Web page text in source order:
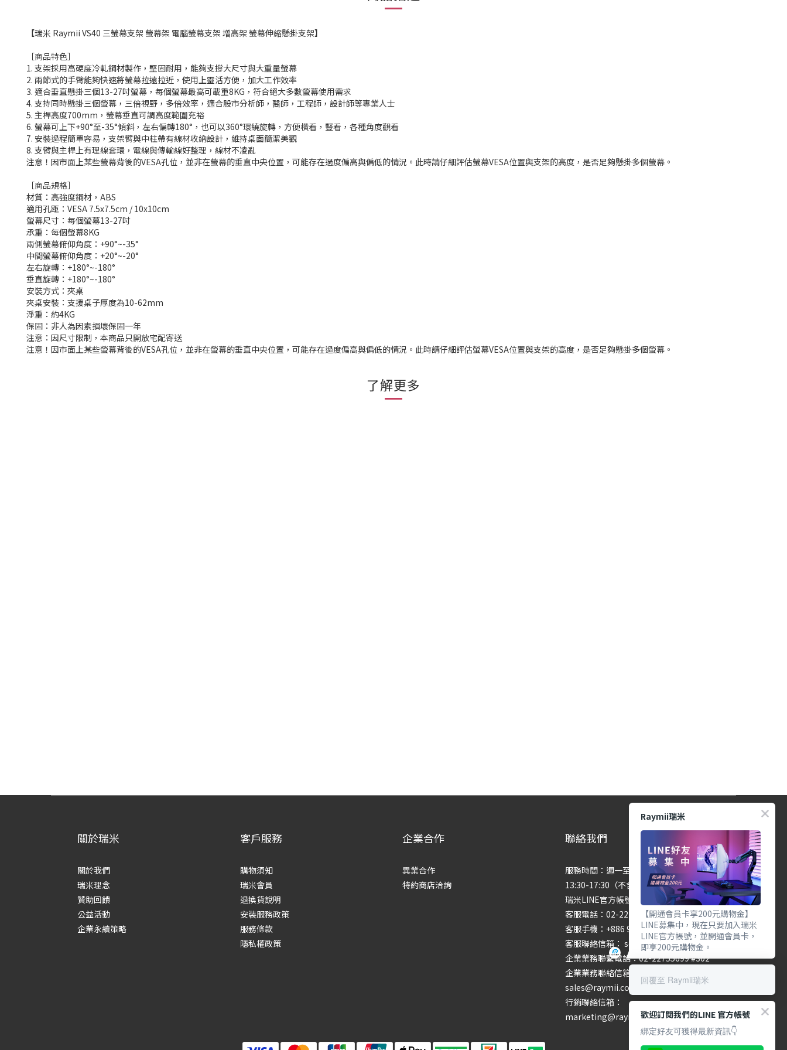
【瑞米 Raymii VS40 三螢幕支架 螢幕架 電腦螢幕支架 增高架 螢幕伸縮懸掛支架】
［商品特色］
1. 支架採用高硬度冷軋鋼材製作，堅固耐用，能夠支撐大尺寸與大重量螢幕
2. 兩節式的手臂能夠快速將螢幕拉遠拉近，使用上靈活方便，加大工作效率
3. 適合垂直懸掛三個13-27吋螢幕，每個螢幕最高可載重8KG，符合絕大多數螢幕使用需求
4. 支持同時懸掛三個螢幕，三倍視野，多倍效率，適合股市分析師，醫師，工程師，設計師等專業人士
5. 主桿高度700mm，螢幕垂直可調高度範圍充裕
6. 螢幕可上下+90°至-35°傾斜，左右偏轉180°，也可以360°環繞旋轉，方便橫看，豎看，各種角度觀看
7. 安裝過程簡單容易，支架臂與中柱帶有線材收納設計，維持桌面簡潔美觀
8. 支臂與主桿上有理線套環，電線與傳輸線好整理，線材不凌亂
注意！因市面上某些螢幕背後的VESA孔位，並非在螢幕的垂直中央位置，可能存在過度偏高與偏低的情況。此時請仔細評估螢幕VESA位置與支架的高度，是否足夠懸掛多個螢幕。
［商品規格］
材質：高強度鋼材，ABS
適用孔距：VESA 7.5x7.5cm / 10x10cm
螢幕尺寸：每個螢幕13-27吋
承重：每個螢幕8KG
兩側螢幕俯仰角度：+90°~-35°
中間螢幕俯仰角度：+20°~-20°
左右旋轉：+180°~-180°
垂直旋轉：+180°~-180°
安裝方式：夾桌
夾桌安裝：支援桌子厚度為10-62mm
淨重：約4KG
保固：非人為因素損壞保固一年
注意：因尺寸限制，本商品只開放宅配寄送
注意！因市面上某些螢幕背後的VESA孔位，並非在螢幕的垂直中央位置，可能存在過度偏高與偏低的情況。此時請仔細評估螢幕VESA位置與支架的高度，是否足夠懸掛多個螢幕。
了解更多
關於瑞米
關於我們
瑞米理念
贊助回饋
公益活動
企業永續策略
客戶服務
購物須知
瑞米會員
退換貨說明
安裝服務政策
服務條款
隱私權政策
企業合作
異業合作
特約商店洽詢
聯絡我們
服務時間：週一至週五 9:00-12:00、
13:30-17:30（不含國定假日）
瑞米LINE官方帳號：@raymii
客服電話：02-22755699 #201 #202
客服手機：+886 974286654
客服聯絡信箱： service@raymii.com
企業業務聯繫電話：02-22755699 #302
企業業務聯絡信箱：
sales@raymii.com
行銷聯絡信箱：
marketing@raymii.com
Raymii瑞米
【開通會員卡享200元購物金】
LINE募集中，現在只要加入瑞米
LINE官方帳號，並開通會員卡，
即享200元購物金。
回覆至 Raymii瑞米
歡迎訂閱我們的LINE 官方帳號
綁定好友可獲得最新資訊👇